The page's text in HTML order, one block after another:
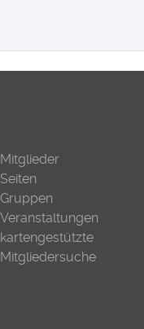
Mitglieder
Seiten
Gruppen
Veranstaltungen
kartengestützte
Mitgliedersuche